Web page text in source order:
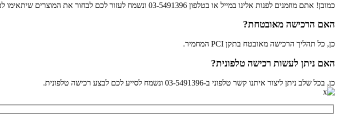
כמובן! אתם מוזמנים לפנות אלינו במייל או בטלפון 03-5491396 ונשמח לעזור לכם לבחור את המוצרים שיתאימו לכם ולענות על כל שאלה שתהיה.
האם הרכישה מאובטחת?
כן, כל תהליך הרכישה מאובטח בתקן PCI המחמיר.
האם ניתן לעשות רכישה טלפונית?
כן, בכל שלב ניתן ליצור איתנו קשר טלפוני ב-03-5491396 ונשמח לסייע לכם לבצע רכישה טלפונית.